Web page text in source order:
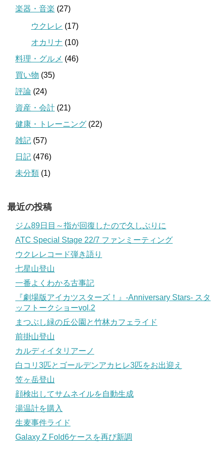
楽器・音楽 (27)
ウクレレ (17)
オカリナ (10)
料理・グルメ (46)
買い物 (35)
評論 (24)
資産・会計 (21)
健康・トレーニング (22)
雑記 (57)
日記 (476)
未分類 (1)
最近の投稿
ジム89日目～指が回復したので久しぶりに
ATC Special Stage 22/7 ファンミーティング
ウクレレコード弾き語り
七星山登山
一番よくわかる古事記
『劇場版アイカツスターズ！』-Anniversary Stars- スタ
ッフトークショーvol.2
まつぶし緑の丘公園と竹林カフェライド
前掛山登山
カルディイタリアーノ
白コリ3匹とゴールデンアカヒレ3匹をお出迎え
笠ヶ岳登山
顔検出してサムネイルを自動生成
湯温計を購入
生麦事件ライド
Galaxy Z Fold6ケースを再び新調